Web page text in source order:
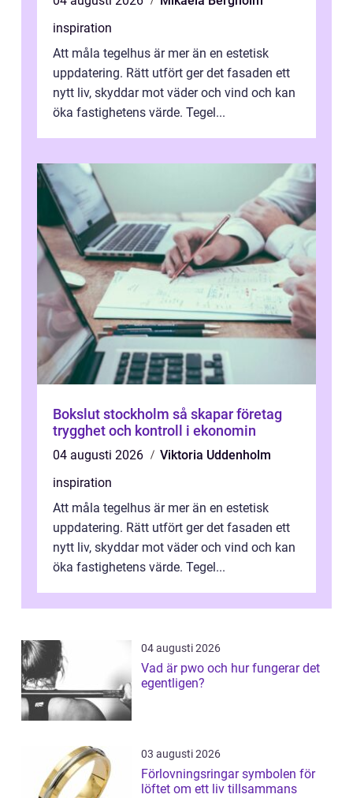
inspiration
Att måla tegelhus är mer än en estetisk
uppdatering. Rätt utfört ger det fasaden ett
nytt liv, skyddar mot väder och vind och kan
öka fastighetens värde. Tegel...
Bokslut stockholm så skapar företag
trygghet och kontroll i ekonomin
04 augusti 2026
Viktoria Uddenholm
inspiration
Att måla tegelhus är mer än en estetisk
uppdatering. Rätt utfört ger det fasaden ett
nytt liv, skyddar mot väder och vind och kan
öka fastighetens värde. Tegel...
04 augusti 2026
Vad är pwo och hur fungerar det
egentligen?
03 augusti 2026
Förlovningsringar symbolen för
löftet om ett liv tillsammans